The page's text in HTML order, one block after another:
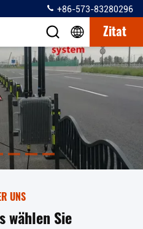
+86-573-83280296
Zitat
UNS
wählen Sie